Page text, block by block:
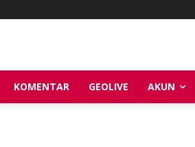
KOMENTAR GEOLIVE AKUN